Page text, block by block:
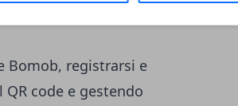
Bomob, registrarsi e
QR code e gestendo